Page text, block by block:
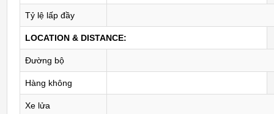
Tỷ lệ lấp đầy
LOCATION & DISTANCE:
Đường bộ
Hàng không
Xe lửa